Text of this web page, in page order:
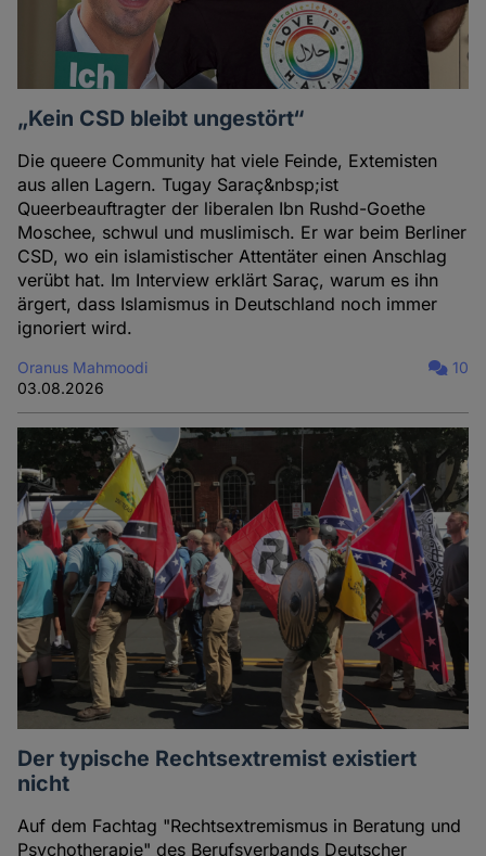
„Kein CSD bleibt ungestört“
Die queere Community hat viele Feinde, Extemisten
aus allen Lagern. Tugay Saraç&nbsp;ist
Queerbeauftragter der liberalen Ibn Rushd-Goethe
Moschee, schwul und muslimisch. Er war beim Berliner
CSD, wo ein islamistischer Attentäter einen Anschlag
verübt hat. Im Interview erklärt Saraç, warum es ihn
ärgert, dass Islamismus in Deutschland noch immer
ignoriert wird.
Oranus Mahmoodi
03.08.2026
10
Der typische Rechtsextremist existiert
nicht
Auf dem Fachtag "Rechtsextremismus in Beratung und
Psychotherapie" des Berufsverbands Deutscher